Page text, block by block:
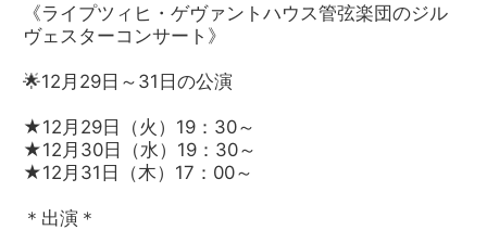
《ライプツィヒ・ゲヴァントハウス管弦楽団のジル
ヴェスターコンサート》
🌟12月29日～31日の公演
★12月29日（火）19：30～
★12月30日（水）19：30～
★12月31日（木）17：00～
＊出演＊